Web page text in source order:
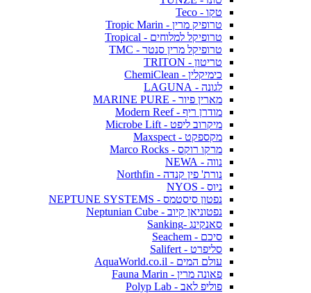
טקו - Teco
טרופיק מרין - Tropic Marin
טרופיקל למלוחים - Tropical
טרופיקל מרין סנטר - TMC
טריטון - TRITON
כימיקלין - ChemiClean
לגונה - LAGUNA
מארין פיור - MARINE PURE
מודרן ריף - Modern Reef
מיקרוב ליפט - Microbe Lift
מקספקט - Maxspect
מרקו רוקס - Marco Rocks
נווה - NEWA
נורת' פין קנדה - Northfin
ניוס - NYOS
נפטון סיסטמס - NEPTUNE SYSTEMS
נפטוניאן קיוב - Neptunian Cube
סאנקינג -Sanking
סיכם - Seachem
סליפרט - Salifert
עולם המים - AquaWorld.co.il
פאונה מרין - Fauna Marin
פוליפ לאב - Polyp Lab